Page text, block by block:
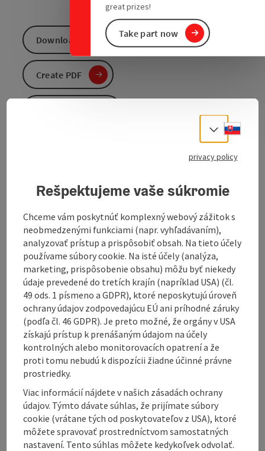
great prizes!
Take part now
Qualified hiking trail
The circular route, which starts at the new village
square, is available in two different lengths. The
shorter version can be completed in approx. 1.5 to 2
hours. Various adventure stations are set up along the
hiking trail to allow nature lovers to experience the
senses.
Shortly after the start, a beautiful biotope called the
Maier pond can be visited on the Taferlweg. The trail
then leads up to the settlement road "Am Graben" to
the warehouse. From there, continue along the road
towards Klam. After 300 metres, turn right into the
forest and from there ...
Display complete description
Download GPS data
Create PDF
Select
privacy policy
Rešpektujeme vaše súkromie
Chceme vám poskytnúť komplexný webový zážitok s
neobmedzenými funkciami (napr. vyhľadávaním),
analyzovať prístup a prispôsobiť obsah. Na tieto účely
používame súbory cookie. Na isté účely (analýza,
marketing, prispôsobenie obsahu) môžu byť niekedy
údaje prevedené do tretích krajín (napríklad USA) (čl.
49 ods. 1 písmeno a GDPR), ktoré neposkytujú úroveň
ochrany údajov zodpovedajúcu EÚ ani príhodné záruky
(podľa čl. 46 GDPR). Je preto možné, že orgány v USA
získajú prístup k prenášaným údajom na účely
kontrolných alebo monitorovacích opatrení a že
proti tomu nebudú k dispozícii žiadne účinné právne
prostriedky.
Viac informácií nájdete v našich zásadách ochrany
údajov. Týmto dávate súhlas, že prijímate súbory
cookie (vrátane tých od poskytovateľov z USA), ktoré
môžete spravovať prostredníctvom samostatných
nastavení. Tento súhlas môžete kedykoľvek odvolať.